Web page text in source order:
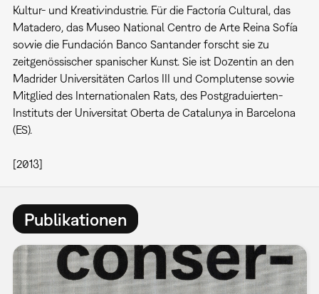
Kultur- und Kreativindustrie. Für die Factoría Cultural, das
Matadero, das Museo National Centro de Arte Reina Sofía
sowie die Fundación Banco Santander forscht sie zu
zeitgenössischer spanischer Kunst. Sie ist Dozentin an den
Madrider Universitäten Carlos III und Complutense sowie
Mitglied des Internationalen Rats, des Postgraduierten-
Instituts der Universitat Oberta de Catalunya in Barcelona
(ES).
[2013]
Publikationen